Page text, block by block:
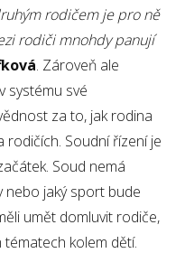
rodičem je pro ně
rodiči mnohdy panují
. Zároveň ale
systému své
za to, jak rodina
Soudní řízení je
Soud nemá
nebo jaký sport bude
umět domluvit rodiče,
tématech kolem dětí.